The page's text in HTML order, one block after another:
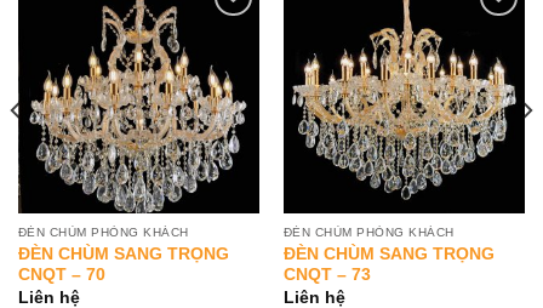
ĐÈN CHÙM PHÒNG KHÁCH
ĐÈN CHÙM SANG TRỌNG
CNQT – 70
Liên hệ
Wishlist
ĐÈN CHÙM PHÒNG KHÁCH
ĐÈN CHÙM SANG TRỌNG
CNQT – 73
Liên hệ